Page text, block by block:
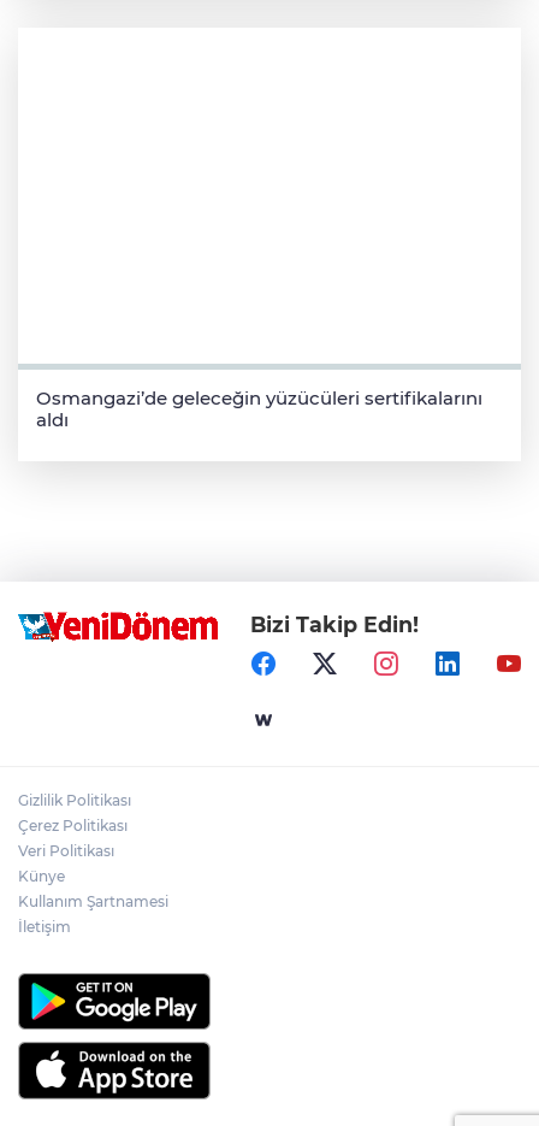
Osmangazi’de geleceğin yüzücüleri sertifikalarını
aldı
Bizi Takip Edin!
Gizlilik Politikası
Çerez Politikası
Veri Politikası
Künye
Kullanım Şartnamesi
İletişim